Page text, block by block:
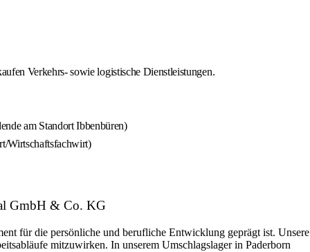
Verkehrs- sowie logistische Dienstleistungen.
am Standort Ibbenbüren)
Wirtschaftsfachwirt)
GmbH & Co. KG
für die persönliche und berufliche Entwicklung geprägt ist. Unsere
mitzuwirken. In unserem Umschlagslager in Paderborn